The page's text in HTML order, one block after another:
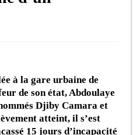
les préparatifs sous l’égide de
sports Guéladio Ba en tournée, un
à la gare urbaine de
de son état, Abdoulaye
Djiby Camara et
atteint, il s’est
15 jours d’incapacité